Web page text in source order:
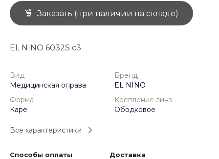
Заказать (при наличии на складе)
EL NINO 6032S c3
Вид
Медицинская оправа
Бренд
EL NINO
Форма
Каре
Крепление линз
Ободковое
Все характеристики
Способы оплаты Доставка